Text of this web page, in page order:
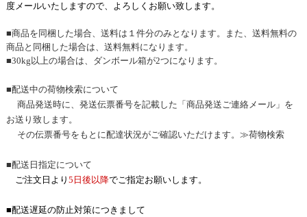
度メールいたしますので、よろしくお願い致します。
■商品を同梱した場合、送料は１件分のみとなります。また、送料無料の
商品と同梱した場合は、送料無料になります。
■30kg以上の場合は、ダンボール箱が2つになります。
■配送中の荷物検索について
商品発送時に、発送伝票番号を記載した「商品発送ご連絡メール」を
お送り致します。
その伝票番号をもとに配達状況がご確認いただけます。≫荷物検索
■配送日指定について
ご注文日より 5日後以降でご指定お願いします。
■配送遅延の防止対策につきまして